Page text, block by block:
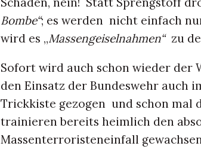
Bombe“; es werden nicht einfach
wird es „Massengeiselnahmen“ zu
Sofort wird auch schon wieder der
den Einsatz der Bundeswehr auch
Trickkiste gezogen und schon mal
trainieren bereits heimlich den
Massenterroristeneinfall